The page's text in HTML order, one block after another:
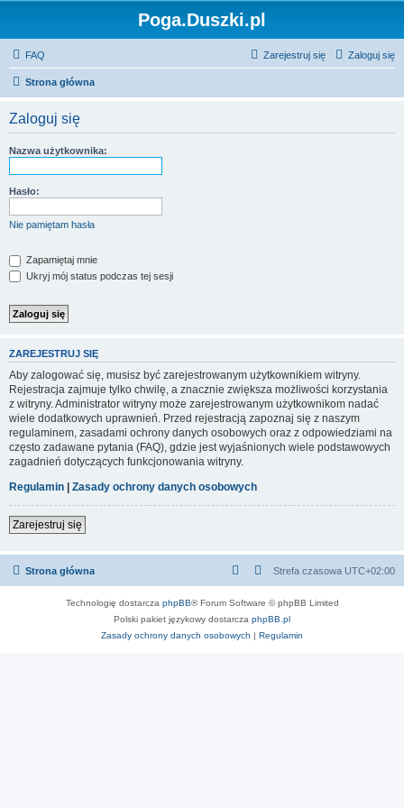
Poga.Duszki.pl
FAQ Zaloguj się
Zarejestruj się
Strona główna
Zaloguj się
Nazwa użytkownika:
Hasło:
Nie pamiętam hasła
Zapamiętaj mnie
Ukryj mój status podczas tej sesji
ZAREJESTRUJ SIĘ
Aby zalogować się, musisz być zarejestrowanym użytkownikiem witryny.
Rejestracja zajmuje tylko chwilę, a znacznie zwiększa możliwości korzystania
z witryny. Administrator witryny może zarejestrowanym użytkownikom nadać
wiele dodatkowych uprawnień. Przed rejestracją zapoznaj się z naszym
regulaminem, zasadami ochrony danych osobowych oraz z odpowiedziami na
często zadawane pytania (FAQ), gdzie jest wyjaśnionych wiele podstawowych
zagadnień dotyczących funkcjonowania witryny.
Regulamin | Zasady ochrony danych osobowych
Zarejestruj się
Strona główna Strefa czasowa UTC+02:00
Technologię dostarcza phpBB® Forum Software © phpBB Limited
Polski pakiet językowy dostarcza phpBB.pl
Zasady ochrony danych osobowych | Regulamin